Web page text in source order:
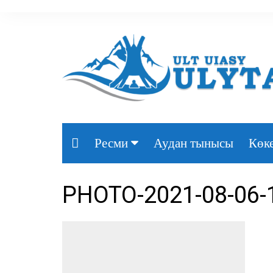
Ресми
Үкімет
Аудан тынысы
PHOTO-2021-08-